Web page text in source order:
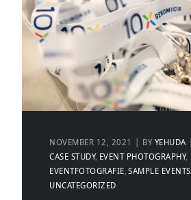
NOVEMBER 12, 2021 BY YEHUDA
CASE STUDY EVENT PHOTOGRAPHY
EVENTFOTOGRAFIE SAMPLE EVENTS
UNCATEGORIZED